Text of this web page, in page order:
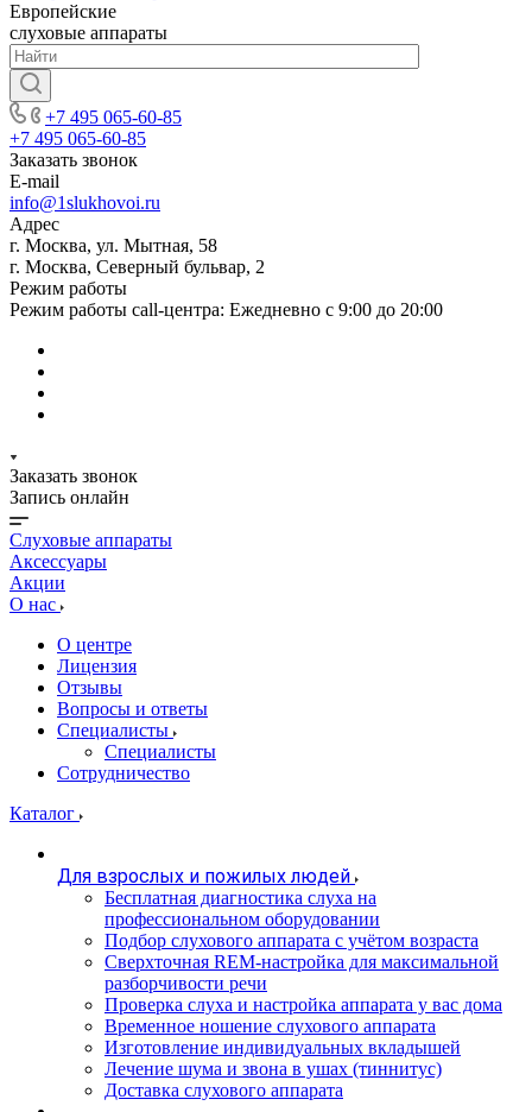
Европейские
слуховые аппараты
+7 495 065-60-85
+7 495 065-60-85
Заказать звонок
E-mail
info@1slukhovoi.ru
Адрес
г. Москва, ул. Мытная, 58
г. Москва, Северный бульвар, 2
Режим работы
Режим работы call-центра: Ежедневно с 9:00 до 20:00
Заказать звонок
Запись онлайн
Слуховые аппараты
Аксессуары
Акции
О нас
О центре
Лицензия
Отзывы
Вопросы и ответы
Специалисты
Специалисты
Сотрудничество
Каталог
Для взрослых и пожилых людей
Бесплатная диагностика слуха на
профессиональном оборудовании
Подбор слухового аппарата с учётом возраста
Сверхточная REM-настройка для максимальной
разборчивости речи
Проверка слуха и настройка аппарата у вас дома
Временное ношение слухового аппарата
Изготовление индивидуальных вкладышей
Лечение шума и звона в ушах (тиннитус)
Доставка слухового аппарата